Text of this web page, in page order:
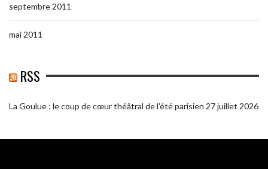
septembre 2011
mai 2011
RSS
La Goulue : le coup de cœur théâtral de l’été parisien 27 juillet 2026